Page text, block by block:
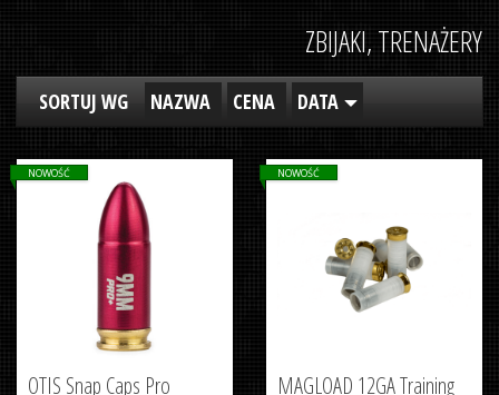
ZBIJAKI, TRENAŻERY
SORTUJ WG NAZWA CENA DATA
OTIS Snap Caps Pro
NOWOŚĆ
MAGLOAD 12GA Training
NOWOŚĆ